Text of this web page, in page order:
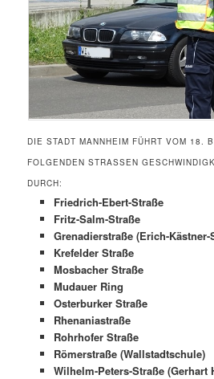
DIE STADT MANNHEIM FÜHRT VOM 18.
FOLGENDEN STRASSEN
URCH:
Friedrich-Ebert-Straße
Fritz-Salm-Straße
Grenadierstraße (Erich-Kästner-
Krefelder Straße
Mosbacher Straße
Mudauer Ring
Osterburker Straße
Rhenaniastraße
Rohrhofer Straße
Römerstraße (Wallstadtschule)
Wilhelm-Peters-Straße (Gerhart